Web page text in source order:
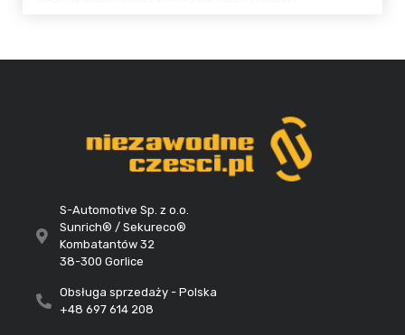
S-Automotive Sp. z o.o.
Sunrich® / Sekureco®
Kombatantów 32
38-300 Gorlice
Obsługa sprzedaży - Polska
+48 697 614 208